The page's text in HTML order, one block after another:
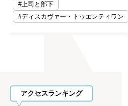
#上司と部下
#ディスカヴァー・トゥエンティワン
アクセスランキング